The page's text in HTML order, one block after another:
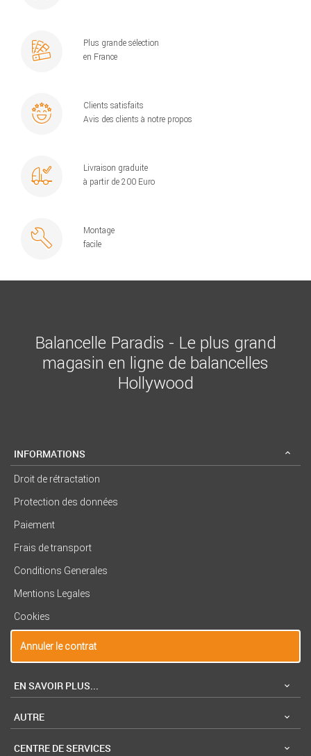
Plus grande sélection
en France
Clients satisfaits
Avis des clients à notre propos
Livraison graduite
à partir de 200 Euro
Montage
facile
Balancelle Paradis - Le plus grand
magasin en ligne de balancelles
Hollywood
INFORMATIONS
Droit de rétractation
Protection des données
Paiement
Frais de transport
Conditions Generales
Mentions Legales
Cookies
Annuler le contrat
EN SAVOIR PLUS...
AUTRE
CENTRE DE SERVICES